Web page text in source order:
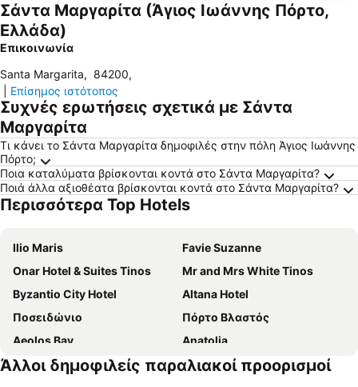
Σάντα Μαργαρίτα (Άγιος Ιωάννης Πόρτο,
Ελλάδα)
Επικοινωνία
Santa Margarita, 84200,
Επίσημος ιστότοπος
Συχνές ερωτήσεις σχετικά με Σάντα
Μαργαρίτα
Τι κάνει το Σάντα Μαργαρίτα δημοφιλές στην πόλη Άγιος Ιωάννης
Πόρτο;
Ποια καταλύματα βρίσκονται κοντά στο Σάντα Μαργαρίτα?
Ποιά άλλα αξιοθέατα βρίσκονται κοντά στο Σάντα Μαργαρίτα?
Περισσότερα Top Hotels
Ilio Maris
Favie Suzanne
Onar Hotel & Suites Tinos
Mr and Mrs White Tinos
Byzantio City Hotel
Altana Hotel
Ποσειδώνιο
Πόρτο Βλαστός
Aeolos Bay
Anatolia
Tinion
Tinos Suites & Apartments
Άλλοι δημοφιλείς παραλιακοί προορισμοί